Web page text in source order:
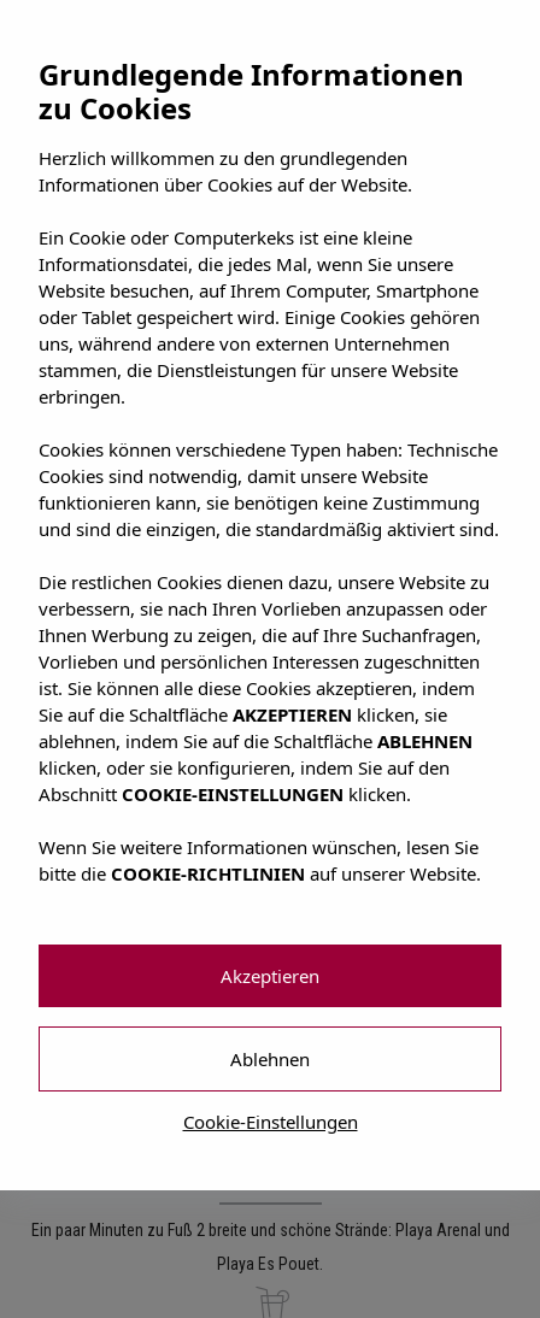
BESTPREISGARANTIE BUCHEN ONLINE
Lage
Pool
Das Hostel verfügt über einen Pool und ein Solarium für unsere Kunden.
Ein paar Minuten zu Fuß 2 breite und schöne Strände: Playa Arenal und
Playa Es Pouet.
Grundlegende Informationen
zu Cookies
Herzlich willkommen zu den grundlegenden
Informationen über Cookies auf der Website.
Ein Cookie oder Computerkeks ist eine kleine
Informationsdatei, die jedes Mal, wenn Sie unsere
Website besuchen, auf Ihrem Computer, Smartphone
oder Tablet gespeichert wird. Einige Cookies gehören
uns, während andere von externen Unternehmen
stammen, die Dienstleistungen für unsere Website
erbringen.
Cookies können verschiedene Typen haben: Technische
Cookies sind notwendig, damit unsere Website
funktionieren kann, sie benötigen keine Zustimmung
und sind die einzigen, die standardmäßig aktiviert sind.
Die restlichen Cookies dienen dazu, unsere Website zu
verbessern, sie nach Ihren Vorlieben anzupassen oder
Ihnen Werbung zu zeigen, die auf Ihre Suchanfragen,
Vorlieben und persönlichen Interessen zugeschnitten
ist. Sie können alle diese Cookies akzeptieren, indem
Sie auf die Schaltfläche AKZEPTIEREN klicken, sie
ablehnen, indem Sie auf die Schaltfläche ABLEHNEN
klicken, oder sie konfigurieren, indem Sie auf den
Abschnitt COOKIE-EINSTELLUNGEN klicken.
Wenn Sie weitere Informationen wünschen, lesen Sie
bitte die COOKIE-RICHTLINIEN auf unserer Website.
Cookie-Einstellungen
Ablehnen
Akzeptieren